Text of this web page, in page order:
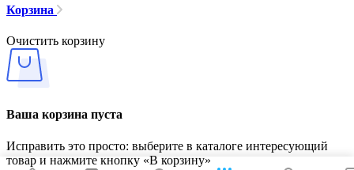
Корзина
Очистить корзину
Ваша корзина пуста
Исправить это просто: выберите в каталоге интересующий
товар и нажмите кнопку «В корзину»